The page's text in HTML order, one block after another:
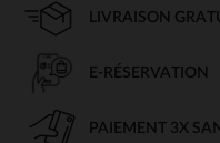
LIVRAISON
E-RÉSERVATION
PAIEMENT 3X